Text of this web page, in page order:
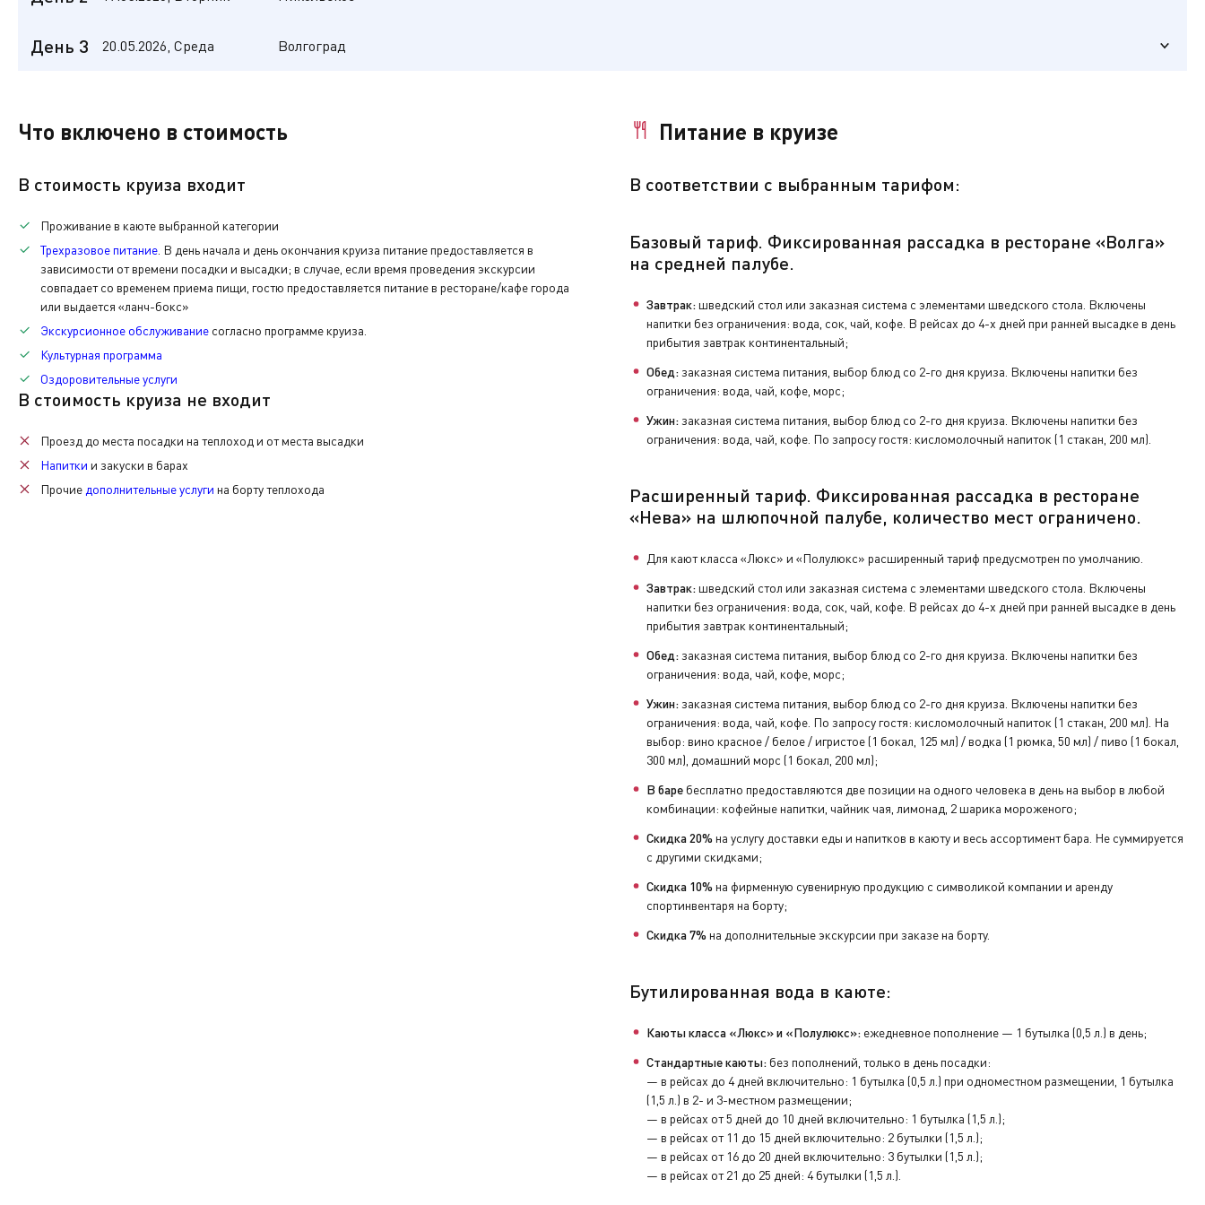
Первая услуга по питанию - ужин.
После регистрации вам выдадут ключ от вашей каюты, приглашение в ресторан (номер закреплённого за вами столика),
расчётную карту компании «ВодоходЪ», бланк заказа экскурсий (для заполнения в первый день круиза).
Каждый день на борту теплохода вас будет ждать развлекательная программа.
Никольское
День 3 20.05.2026, Среда Волгоград
20.05(СР)09:00
Последняя услуга по питанию — завтрак.
По окончании нашего путешествия вам нужно будет вернуть устройство аудиогида, закрыть бортовой счёт и сдать ключ от
каюты.
Также при желании вы сможете приобрести памятные сувениры, заполнить анкету с отзывами и оставить чаевые на ресепшен.
Что включено в стоимость
В стоимость круиза входит
Проживание в каюте выбранной категории
Трехразовое питание . В день начала и день окончания круиза питание предоставляется в
зависимости от времени посадки и высадки; в случае, если время проведения экскурсии
совпадает со временем приема пищи, гостю предоставляется питание в ресторане/кафе города
или выдается «ланч-бокс»
Экскурсионное обслуживание согласно программе круиза.
Культурная программа
Оздоровительные услуги
В стоимость круиза не входит
Проезд до места посадки на теплоход и от места высадки
Напитки и закуски в барах
Прочие дополнительные услуги на борту теплохода
Питание в круизе
В соответствии с выбранным тарифом:
Базовый тариф. Фиксированная рассадка в ресторане «Волга»
на средней палубе.
Завтрак: шведский стол или заказная система с элементами шведского стола. Включены
напитки без ограничения: вода, сок, чай, кофе. В рейсах до 4-х дней при ранней высадке в день
прибытия завтрак континентальный;
Обед:заказная система питания, выбор блюд со 2-го дня круиза. Включены напитки без
ограничения: вода, чай, кофе, морс;
Ужин:заказная система питания, выбор блюд со 2-го дня круиза. Включены напитки без
ограничения: вода, чай, кофе. По запросу гостя: кисломолочный напиток (1 стакан, 200 мл).
Расширенный тариф. Фиксированная рассадка в ресторане
«Нева» на шлюпочной палубе, количество мест ограничено.
Для кают класса «Люкс» и «Полулюкс» расширенный тариф предусмотрен по умолчанию.
Завтрак: шведский стол или заказная система с элементами шведского стола. Включены
напитки без ограничения: вода, сок, чай, кофе. В рейсах до 4-х дней при ранней высадке в день
прибытия завтрак континентальный;
Обед:заказная система питания, выбор блюд со 2-го дня круиза. Включены напитки без
ограничения: вода, чай, кофе, морс;
Ужин:заказная система питания, выбор блюд со 2-го дня круиза. Включены напитки без
ограничения: вода, чай, кофе. По запросу гостя: кисломолочный напиток (1 стакан, 200 мл). На
выбор: вино красное / белое / игристое (1 бокал, 125 мл) / водка (1 рюмка, 50 мл) / пиво (1 бокал,
300 мл), домашний морс (1 бокал, 200 мл);
В баре бесплатно предоставляются две позиции на одного человека в день на выбор в любой
комбинации: кофейные напитки, чайник чая, лимонад, 2 шарика мороженого;
Скидка 20% на услугу доставки еды и напитков в каюту и весь ассортимент бара. Не суммируется
с другими скидками;
Скидка 10% на фирменную сувенирную продукцию с символикой компании и аренду
спортинвентаря на борту;
Скидка 7% на дополнительные экскурсии при заказе на борту.
Бутилированная вода в каюте:
Каюты класса «Люкс» и «Полулюкс»: ежедневное пополнение — 1 бутылка (0,5 л.) в день;
Стандартные каюты: без пополнений, только в день посадки:
— в рейсах до 4 дней включительно: 1 бутылка (0,5 л.) при одноместном размещении, 1 бутылка
(1,5 л.) в 2- и 3-местном размещении;
— в рейсах от 5 дней до 10 дней включительно: 1 бутылка (1,5 л.);
— в рейсах от 11 до 15 дней включительно: 2 бутылки (1,5 л.);
— в рейсах от 16 до 20 дней включительно: 3 бутылки (1,5 л.);
— в рейсах от 21 до 25 дней: 4 бутылки (1,5 л.).